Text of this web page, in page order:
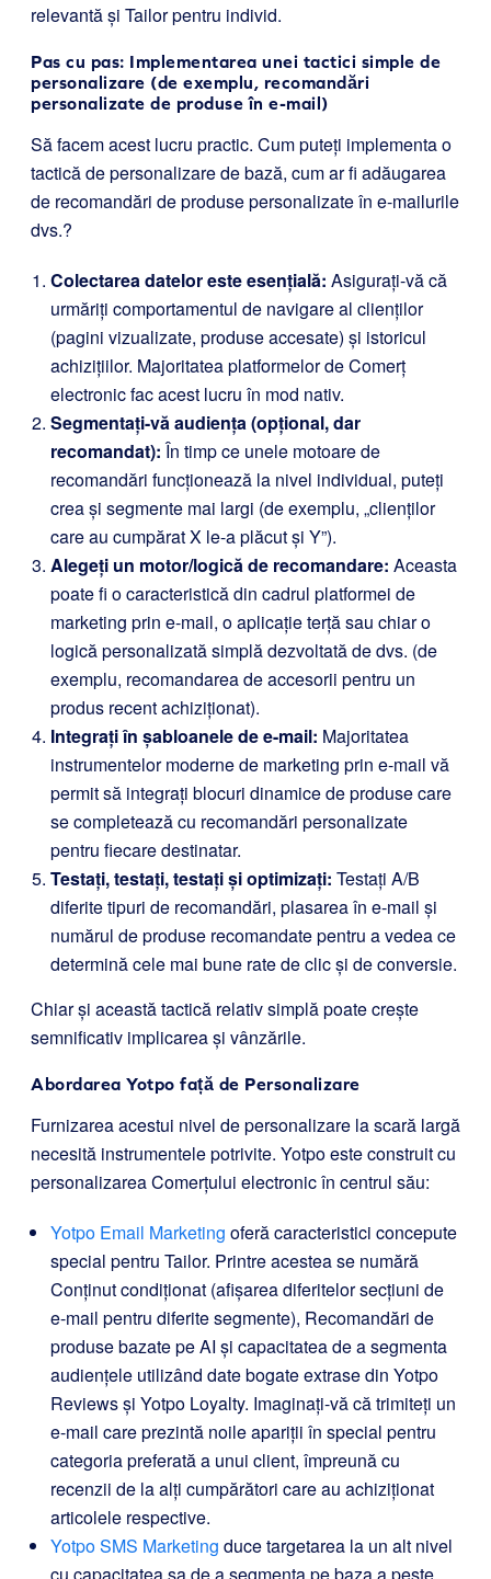
relevantă și Tailor pentru individ.
Pas cu pas: Implementarea unei tactici simple de
personalizare (de exemplu, recomandări
personalizate de produse în e-mail)
Să facem acest lucru practic. Cum puteți implementa o
tactică de personalizare de bază, cum ar fi adăugarea
de recomandări de produse personalizate în e-mailurile
dvs.?
Colectarea datelor este esențială: Asigurați-vă că
urmăriți comportamentul de navigare al clienților
(pagini vizualizate, produse accesate) și istoricul
achizițiilor. Majoritatea platformelor de Comerț
electronic fac acest lucru în mod nativ.
Segmentați-vă audiența (opțional, dar
recomandat): În timp ce unele motoare de
recomandări funcționează la nivel individual, puteți
crea și segmente mai largi (de exemplu, „clienților
care au cumpărat X le-a plăcut și Y”).
Alegeți un motor/logică de recomandare: Aceasta
poate fi o caracteristică din cadrul platformei de
marketing prin e-mail, o aplicație terță sau chiar o
logică personalizată simplă dezvoltată de dvs. (de
exemplu, recomandarea de accesorii pentru un
produs recent achiziționat).
Integrați în șabloanele de e-mail: Majoritatea
instrumentelor moderne de marketing prin e-mail vă
permit să integrați blocuri dinamice de produse care
se completează cu recomandări personalizate
pentru fiecare destinatar.
Testați, testați, testați și optimizați: Testați A/B
diferite tipuri de recomandări, plasarea în e-mail și
numărul de produse recomandate pentru a vedea ce
determină cele mai bune rate de clic și de conversie.
Chiar și această tactică relativ simplă poate crește
semnificativ implicarea și vânzările.
Abordarea Yotpo față de Personalizare
Furnizarea acestui nivel de personalizare la scară largă
necesită instrumentele potrivite. Yotpo este construit cu
personalizarea Comerțului electronic în centrul său:
Yotpo Email Marketing oferă caracteristici concepute
special pentru Tailor. Printre acestea se numără
Conținut condiționat (afișarea diferitelor secțiuni de
e-mail pentru diferite segmente), Recomandări de
produse bazate pe AI și capacitatea de a segmenta
audiențele utilizând date bogate extrase din Yotpo
Reviews și Yotpo Loyalty. Imaginați-vă că trimiteți un
e-mail care prezintă noile apariții în special pentru
categoria preferată a unui client, împreună cu
recenzii de la alți cumpărători care au achiziționat
articolele respective.
Yotpo SMS Marketing duce targetarea la un alt nivel
cu capacitatea sa de a segmenta pe baza a peste